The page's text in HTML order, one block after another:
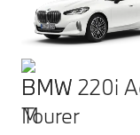
BMW 220i
Tourer